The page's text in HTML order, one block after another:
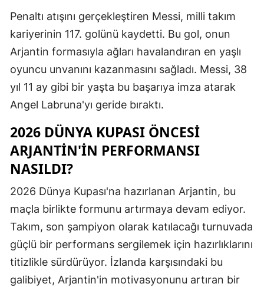
Kırşehir
Kocaeli
Muğla
Muş
Penaltı atışını gerçekleştiren Messi, milli takım
kariyerinin 117. golünü kaydetti. Bu gol, onun
Arjantin formasıyla ağları havalandıran en yaşlı
oyuncu unvanını kazanmasını sağladı. Messi, 38
yıl 11 ay gibi bir yaşta bu başarıya imza atarak
Angel Labruna'yı geride bıraktı.
2026 DÜNYA KUPASI ÖNCESI
ARJANTIN'IN PERFORMANSI
NASILDI?
2026 Dünya Kupası'na hazırlanan Arjantin, bu
maçla birlikte formunu artırmaya devam ediyor.
Takım, son şampiyon olarak katılacağı turnuvada
güçlü bir performans sergilemek için hazırlıklarını
titizlikle sürdürüyor. İzlanda karşısındaki bu
galibiyet, Arjantin'in motivasyonunu artıran bir